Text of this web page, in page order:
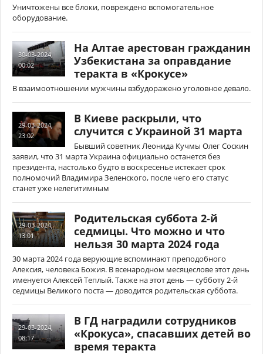
Уничтожены все блоки, повреждено вспомогательное
оборудование.
30-03-2024,
00:02
На Алтае арестован гражданин
Узбекистана за оправдание
теракта в «Крокусе»
В взаимоотношении мужчины взбудоражено уголовное девало.
29-03-2024,
23:02
В Киеве раскрыли, что
случится с Украиной 31 марта
Бывший советник Леонида Кучмы Олег Соскин
заявил, что 31 марта Украина официально останется без
президента, настолько будто в воскресенье истекает срок
полномочий Владимира Зеленского, после чего его статус
станет уже нелегитимным
29-03-2024,
13:01
Родительская суббота 2-й
седмицы. Что можно и что
нельзя 30 марта 2024 года
30 марта 2024 года верующие вспоминают преподобного
Алексия, человека Божия. В всенародном месяцеслове этот день
именуется Алексей Теплый. Также на этот день — субботу 2-й
седмицы Великого поста — доводится родительская суббота.
29-03-2024,
08:17
В ГД наградили сотрудников
«Крокуса», спасавших детей во
время теракта